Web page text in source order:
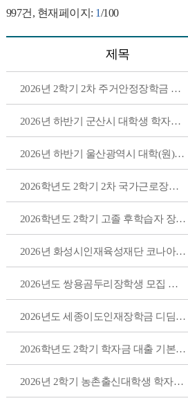
997건, 현재페이지: 1/100
제목
2026년 2학기 2차 주거안정장학금 신청 안내
2026년 하반기 군산시 대학생 학자금 대출 이자 지원 안내
2026년 하반기 울산광역시 대학(원)생 학자금대출 이자지원사업 안내
2026학년도 2학기 2차 국가근로장학금 학생신청기간 안내
2026학년도 2학기 고졸 후학습자 장학금(희망사다리Ⅱ유형) 계속장학생 장학금 지급 방식 변경 안내
2026년 화성시인재육성재단 코나아이 소상공인 장학생 모집
2026년도 쌍용곰두리장학생 모집 안내
2026년도 세종이도인재장학금 디딤돌 장학사업 학자금대출 관련 분야 신청 안내
2026학년도 2학기 학자금 대출 기본계획
2026년 2학기 농촌출신대학생 학자금대출 시행계획 안내